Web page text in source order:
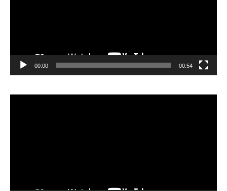
00:00 00:54